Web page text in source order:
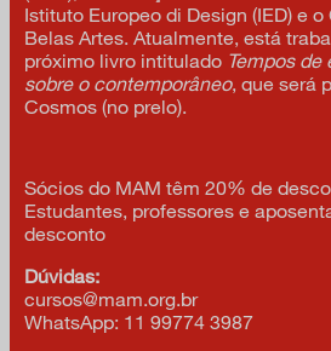
Istituto Europeo di Design (IED) e
Belas Artes. Atualmente, está
próximo livro intitulado Tempos
sobre o contemporâneo, que será
Cosmos (no prelo).
Sócios do MAM têm 20% de
Estudantes, professores e
desconto
Dúvidas:
cursos@mam.org.br
WhatsApp: 11 99774 3987